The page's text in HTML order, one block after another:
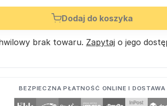
Dodaj do koszyka
brak towaru. Zapytaj o jego
BEZPIECZNA PŁATNOŚĆ ONLINE I DOSTAWA